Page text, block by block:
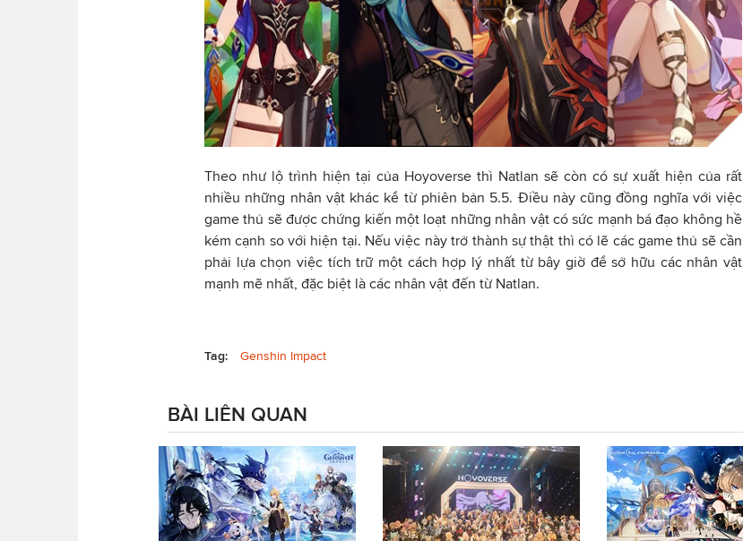
Theo như lộ trình hiện tại của Hoyoverse thì Natlan sẽ còn có sự xuất hiện của rất
nhiều những nhân vật khác kể từ phiên bản 5.5. Điều này cũng đồng nghĩa với việc
game thủ sẽ được chứng kiến một loạt những nhân vật có sức mạnh bá đạo không hề
kém cạnh so với hiện tại. Nếu việc này trở thành sự thật thì có lẽ các game thủ sẽ cần
phải lựa chọn việc tích trữ một cách hợp lý nhất từ bây giờ để sở hữu các nhân vật
mạnh mẽ nhất, đặc biệt là các nhân vật đến từ Natlan.
Tag: Genshin Impact
BÀI LIÊN QUAN